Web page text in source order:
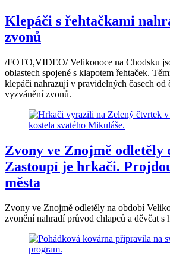
Klepáči s řehtačkami
zvonů
/FOTO,VIDEO/ Velikonoce na Chodsku
oblastech spojené s klapotem řehtaček.
klepáči nahrazují v pravidelných časech od
vyzvánění zvonů.
Zvony ve Znojmě odletěly
Zastoupí je hrkači.
města
Zvony ve Znojmě odletěly na období
zvonění nahradí průvod chlapců a děvčat s